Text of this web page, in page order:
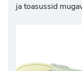
ja toasussid